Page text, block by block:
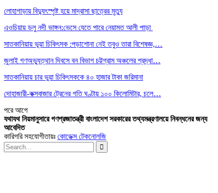
লোহাগাড়ায় বিদ্যুৎস্পৃষ্ট হয়ে মাদ্রাসা ছাত্রের মৃত্যু
এওচিয়ায় ডলু নদী ভাঙ্গন:ভেসে যেতে পারে নেয়ামত আলী পাড়া
সাতকানিয়ায় ভূয়া চিকিৎসক :পড়াশোনা নেই তবুও তারা বিশেষজ্ঞ,…
জুলাই গণঅভ্যুত্থান দিবসে বন বিভাগ চট্টগ্রাম অঞ্চলের শ্রদ্ধা…
সাতকানিয়ায় চার ভুয়া চিকিৎসককে ৪০ হাজার টাকা জরিমানা
দোহাজারী-কক্সবাজার ট্রেনের গতি ঘণ্টায় ১০০ কিলোমিটার, চলে…
পরেআগে
যথাযথ নিয়মানুসারে গণপ্রজাতন্ত্রী বাংলাদেশ সরকারের তথ্যমন্ত্রণালয়ে নিবন্ধনের জন্য
আবেদিত
কারিগরি সহযোগীতায়ঃ কোডেক্স টেকনোলজি